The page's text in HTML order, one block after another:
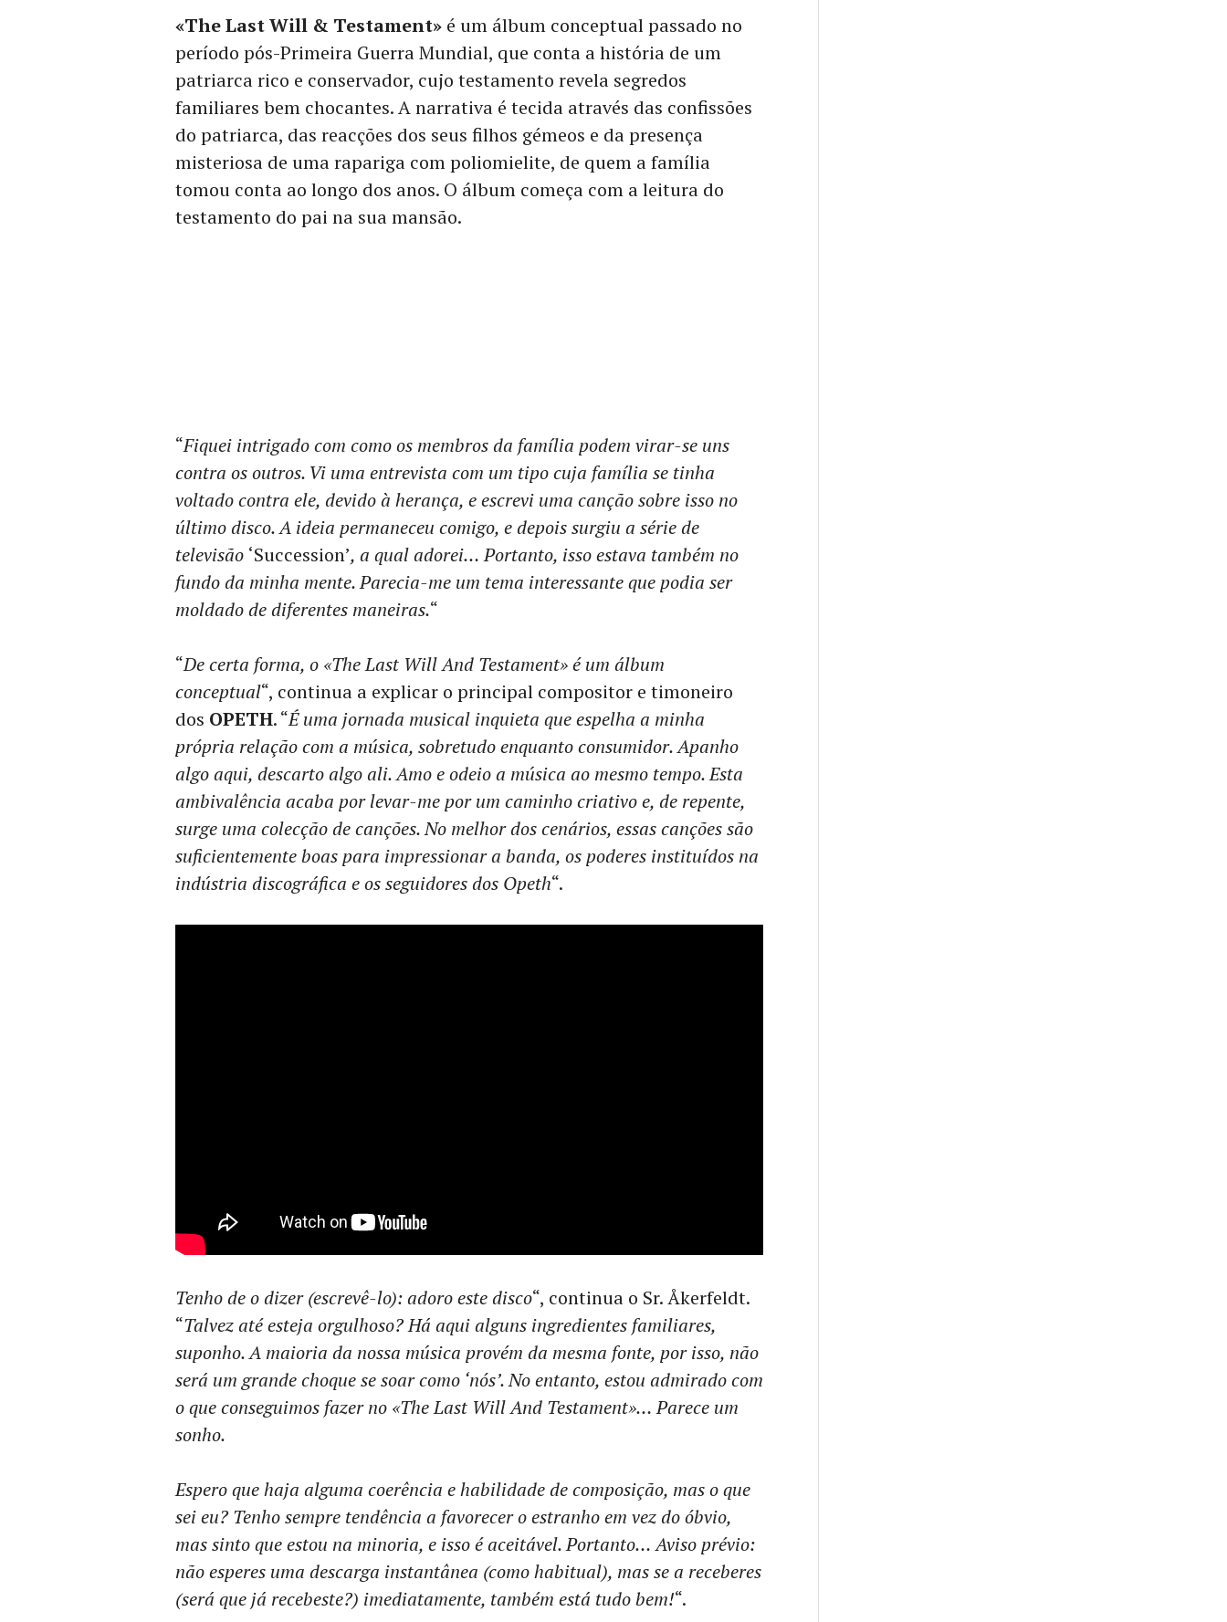
«The Last Will & Testament» é um álbum conceptual passado no
período pós-Primeira Guerra Mundial, que conta a história de um
patriarca rico e conservador, cujo testamento revela segredos
familiares bem chocantes. A narrativa é tecida através das confissões
do patriarca, das reacções dos seus filhos gémeos e da presença
misteriosa de uma rapariga com poliomielite, de quem a família
tomou conta ao longo dos anos. O álbum começa com a leitura do
testamento do pai na sua mansão.
“Fiquei intrigado com como os membros da família podem virar-se uns
contra os outros. Vi uma entrevista com um tipo cuja família se tinha
voltado contra ele, devido à herança, e escrevi uma canção sobre isso no
último disco. A ideia permaneceu comigo, e depois surgiu a série de
televisão ‘Succession’, a qual adorei… Portanto, isso estava também no
fundo da minha mente. Parecia-me um tema interessante que podia ser
moldado de diferentes maneiras.“
“De certa forma, o «The Last Will And Testament» é um álbum
conceptual“, continua a explicar o principal compositor e timoneiro
dos OPETH. “É uma jornada musical inquieta que espelha a minha
própria relação com a música, sobretudo enquanto consumidor. Apanho
algo aqui, descarto algo ali. Amo e odeio a música ao mesmo tempo. Esta
ambivalência acaba por levar-me por um caminho criativo e, de repente,
surge uma colecção de canções. No melhor dos cenários, essas canções são
suficientemente boas para impressionar a banda, os poderes instituídos na
indústria discográfica e os seguidores dos Opeth“.
Tenho de o dizer (escrevê-lo): adoro este disco“, continua o Sr. Åkerfeldt.
“Talvez até esteja orgulhoso?Há aqui alguns ingredientes familiares,
suponho. A maioria da nossa música provém da mesma fonte, por isso, não
será um grande choque se soar como ‘nós’. No entanto, estou admirado com
o que conseguimos fazer no «The Last Will And Testament»… Parece um
sonho.
Espero que haja alguma coerência e habilidade de composição, mas o que
sei eu? Tenho sempre tendência a favorecer o estranho em vez do óbvio,
mas sinto que estou na minoria, e isso é aceitável. Portanto… Aviso prévio:
não esperes uma descarga instantânea (como habitual), mas se a receberes
(será que já recebeste?) imediatamente, também está tudo bem!“.